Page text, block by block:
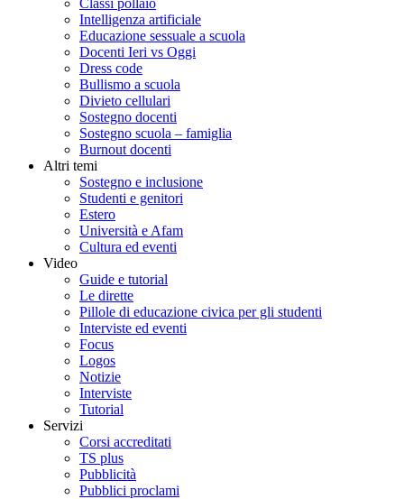
Classi pollaio
Intelligenza artificiale
Educazione sessuale a scuola
Docenti Ieri vs Oggi
Dress code
Bullismo a scuola
Divieto cellulari
Sostegno docenti
Sostegno scuola – famiglia
Burnout docenti
Altri temi
Sostegno e inclusione
Studenti e genitori
Estero
Università e Afam
Cultura ed eventi
Video
Guide e tutorial
Le dirette
Pillole di educazione civica per gli studenti
Interviste ed eventi
Focus
Logos
Notizie
Interviste
Tutorial
Servizi
Corsi accreditati
TS plus
Pubblicità
Pubblici proclami